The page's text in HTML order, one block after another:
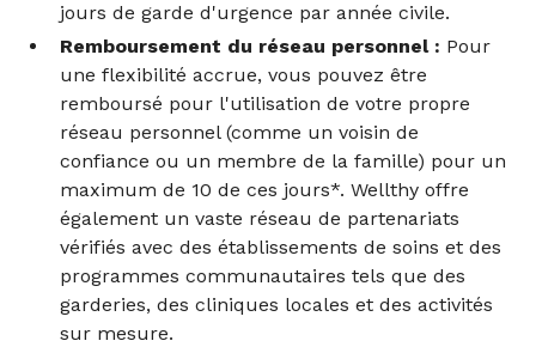
jours de garde d'urgence par année civile.
Remboursement du réseau personnel : Pour
une flexibilité accrue, vous pouvez être
remboursé pour l'utilisation de votre propre
réseau personnel (comme un voisin de
confiance ou un membre de la famille) pour un
maximum de 10 de ces jours*. Wellthy offre
également un vaste réseau de partenariats
vérifiés avec des établissements de soins et des
programmes communautaires tels que des
garderies, des cliniques locales et des activités
sur mesure.